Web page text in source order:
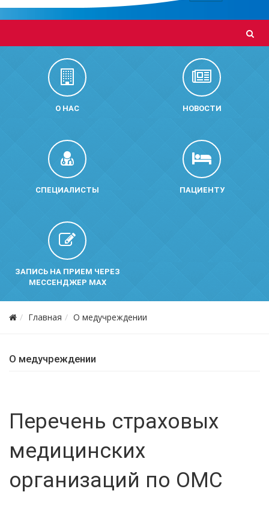
О НАС НОВОСТИ
СПЕЦИАЛИСТЫ ПАЦИЕНТУ
ЗАПИСЬ НА ПРИЕМ ЧЕРЕЗ
МЕССЕНДЖЕР MAX
Главная О медучреждении
О медучреждении
Перечень страховых
медицинских
организаций по ОМС